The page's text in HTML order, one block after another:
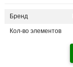
Бренд
Кол-во элементов